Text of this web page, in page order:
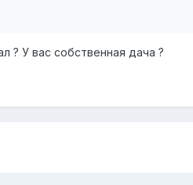
? У вас собственная дача ?